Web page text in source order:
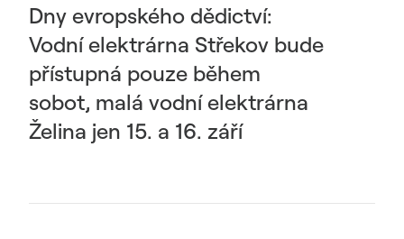
Dny evropského dědictví:
Vodní elektrárna Střekov bude
přístupná pouze během
sobot, malá vodní elektrárna
Želina jen 15. a 16. září